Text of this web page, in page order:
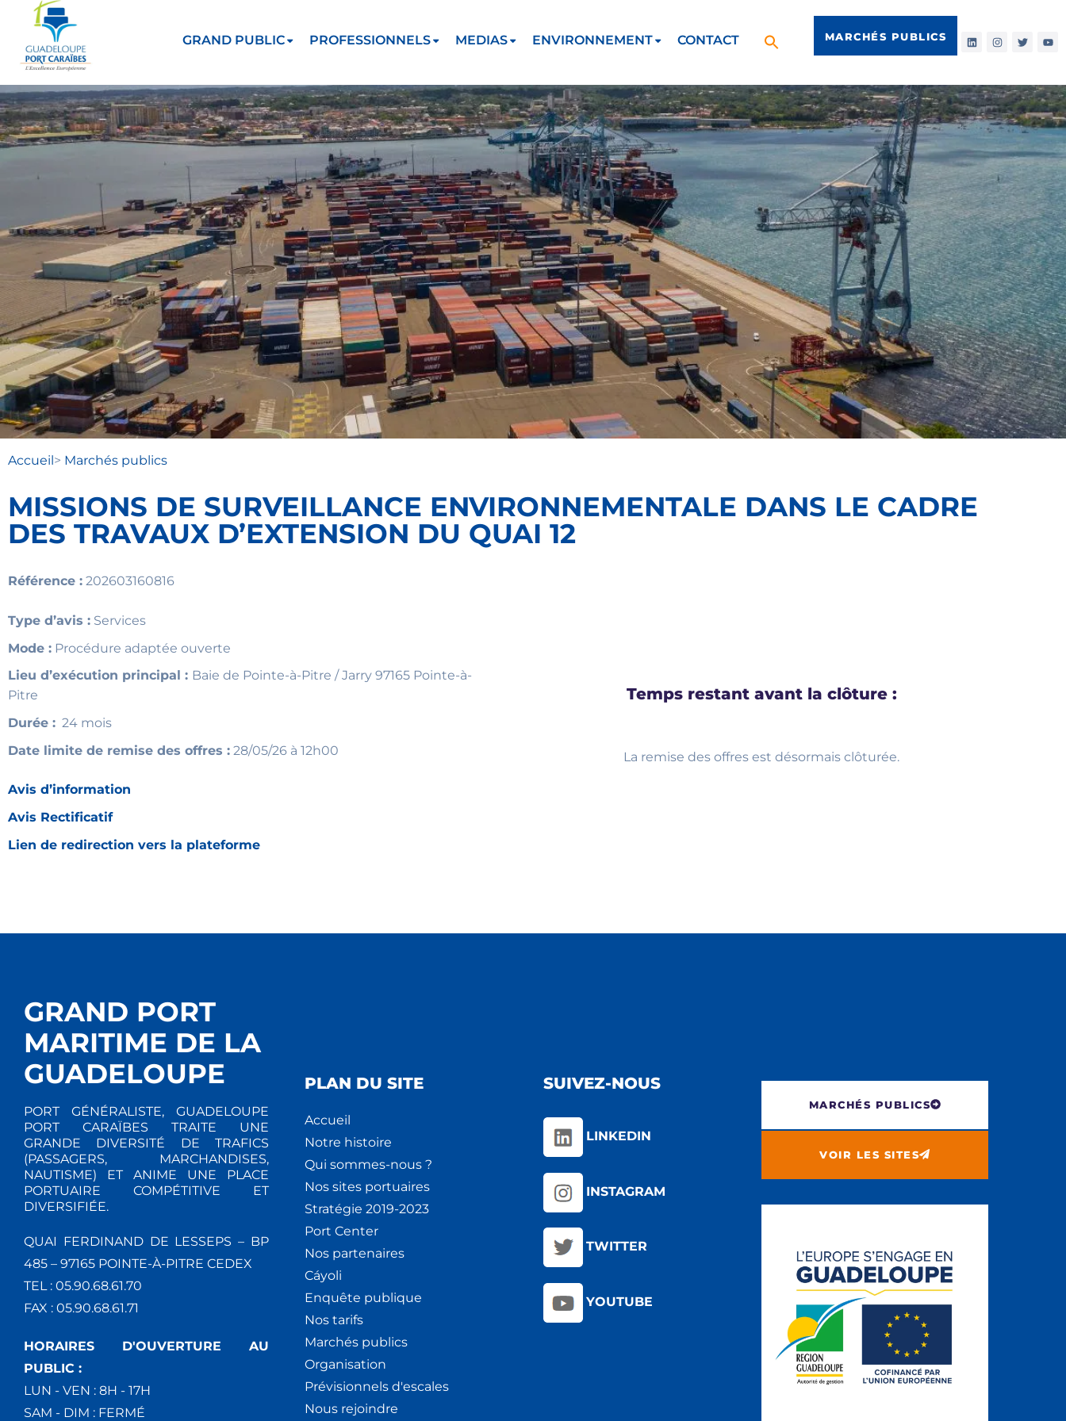
GRAND PUBLIC PROFESSIONNELS MEDIAS ENVIRONNEMENT CONTACT MARCHÉS PUBLICS
Accueil> Marchés publics
MISSIONS DE SURVEILLANCE ENVIRONNEMENTALE DANS LE CADRE
DES TRAVAUX D’EXTENSION DU QUAI 12
Référence : 202603160816
Type d’avis : Services
Mode : Procédure adaptée ouverte
Lieu d’exécution principal : Baie de Pointe-à-Pitre / Jarry 97165 Pointe-à-
Pitre
Durée : 24 mois
Date limite de remise des offres : 28/05/26 à 12h00
Avis d’information
Avis Rectificatif
Lien de redirection vers la plateforme
Temps restant avant la clôture :
La remise des offres est désormais clôturée.
GRAND PORT
MARITIME DE LA
GUADELOUPE
PORT GÉNÉRALISTE, GUADELOUPE
PORT CARAÏBES TRAITE UNE
GRANDE DIVERSITÉ DE TRAFICS
(PASSAGERS, MARCHANDISES,
NAUTISME) ET ANIME UNE PLACE
PORTUAIRE COMPÉTITIVE ET
DIVERSIFIÉE.
QUAI FERDINAND DE LESSEPS – BP
485 – 97165 POINTE-À-PITRE CEDEX
TEL : 05.90.68.61.70
FAX : 05.90.68.61.71
HORAIRES D'OUVERTURE AU
PUBLIC :
LUN - VEN : 8H - 17H
SAM - DIM : FERMÉ
PLAN DU SITE
Accueil
Notre histoire
Qui sommes-nous ?
Nos sites portuaires
Stratégie 2019-2023
Port Center
Nos partenaires
Cáyoli
Enquête publique
Nos tarifs
Marchés publics
Organisation
Prévisionnels d'escales
Nous rejoindre
SUIVEZ-NOUS
LINKEDIN
INSTAGRAM
TWITTER
YOUTUBE
MARCHÉS PUBLICS
VOIR LES SITES